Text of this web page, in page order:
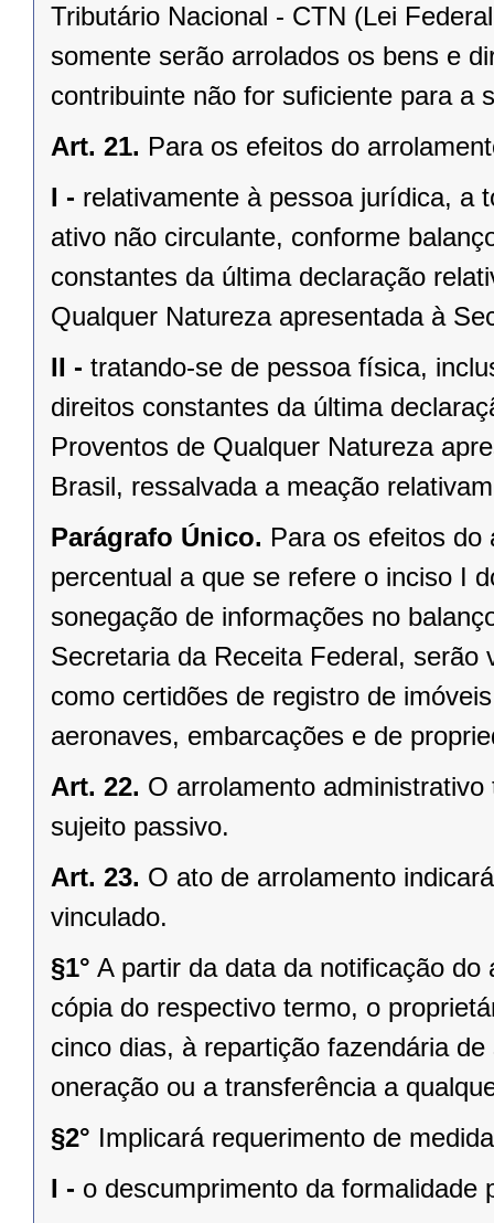
Tributário Nacional - CTN (Lei
somente serão arrolados os bens e
contribuinte não for suficiente para a
Art. 21. Para os efeitos do
I - relativamente à pessoa jurídica, a
ativo não circulante, conforme
constantes da última declaração
Qualquer Natureza apresentada à
II - tratando-se de pessoa física,
direitos constantes da última
Proventos de Qualquer Natureza
Brasil, ressalvada a meação
Parágrafo Único. Para os efeitos do
percentual a que se refere o inciso I
sonegação de informações no
Secretaria da Receita Federal,
como certidões de registro de
aeronaves, embarcações e de
Art. 22. O arrolamento
sujeito passivo.
Art. 23. O ato de arrolamento
vinculado.
§1° A partir da data da notificação
cópia do respectivo termo, o
cinco dias, à repartição fazendária
oneração ou a transferência a
§2° Implicará requerimento de
I - o descumprimento da formalidade